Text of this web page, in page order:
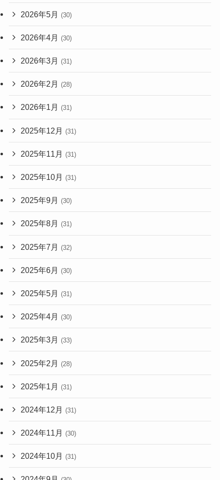
2026年5月 (30)
2026年4月 (30)
2026年3月 (31)
2026年2月 (28)
2026年1月 (31)
2025年12月 (31)
2025年11月 (31)
2025年10月 (31)
2025年9月 (30)
2025年8月 (31)
2025年7月 (32)
2025年6月 (30)
2025年5月 (31)
2025年4月 (30)
2025年3月 (33)
2025年2月 (28)
2025年1月 (31)
2024年12月 (31)
2024年11月 (30)
2024年10月 (31)